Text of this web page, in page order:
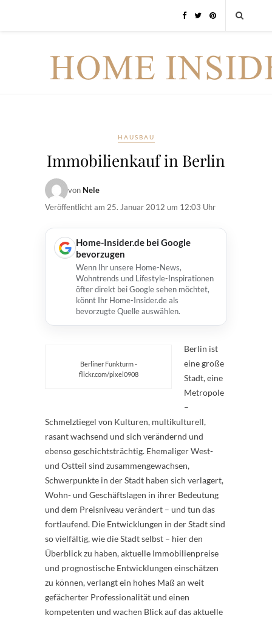
HAUSBAU
Immobilienkauf in Berlin
von Nele
Veröffentlicht am 25. Januar 2012 um 12:03 Uhr
Home-Insider.de bei Google
bevorzugen
Wenn Ihr unsere Home-News,
Wohntrends und Lifestyle-Inspirationen
öfter direkt bei Google sehen möchtet,
könnt Ihr Home-Insider.de als
bevorzugte Quelle auswählen.
Berliner Funkturm -
flickr.com/pixel0908
Berlin ist
eine große
Stadt, eine
Metropole
–
Schmelztiegel von Kulturen, multikulturell,
rasant wachsend und sich verändernd und
ebenso geschichtsträchtig. Ehemaliger West-
und Ostteil sind zusammengewachsen,
Schwerpunkte in der Stadt haben sich verlagert,
Wohn- und Geschäftslagen in ihrer Bedeutung
und dem Preisniveau verändert – und tun das
fortlaufend. Die Entwicklungen in der Stadt sind
so vielfältig, wie die Stadt selbst – hier den
Überblick zu haben, aktuelle Immobilienpreise
und prognostische Entwicklungen einschätzen
zu können, verlangt ein hohes Maß an weit
gefächerter Professionalität und einen
kompetenten und wachen Blick auf das aktuelle